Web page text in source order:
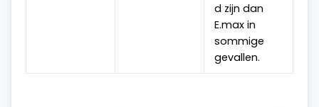
d zijn dan
E.max in
sommige
gevallen.